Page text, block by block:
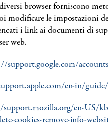
browser forniscono
modificare le impostazioni
i link ai documenti di
web.
support.google.com/
en-in/
en-US/
cookies-remove-info-